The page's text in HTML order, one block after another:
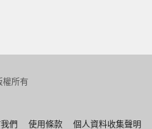
權所有
們 使用條款 個人資料收集聲明